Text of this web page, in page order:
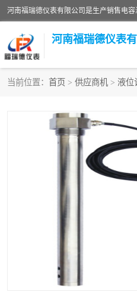
河南福瑞德仪表
当前位置： 首页 > 供应商机 > 液位
压力传感器
差压变送器
液氨液位计
温度变送器